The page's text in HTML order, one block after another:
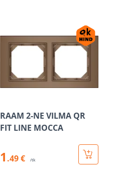
RAAM 2-NE VILMA QR
FIT LINE MOCCA
1 .49 € /tk